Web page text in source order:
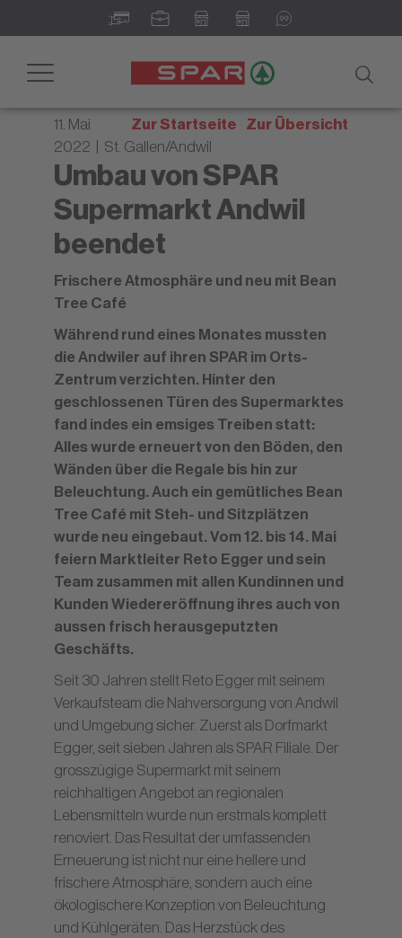
Toggle
Newsroom - Ihr digitales
Zur Übersicht
Zur Startseite
11. Mai
2022 | St. Gallen/Andwil
Umbau von SPAR
Supermarkt Andwil
beendet
Frischere Atmosphäre und neu mit Bean
Tree Café
Während rund eines Monates mussten
die Andwiler auf ihren SPAR im Orts-
Zentrum verzichten. Hinter den
geschlossenen Türen des Supermarktes
fand indes ein emsiges Treiben statt:
Alles wurde erneuert von den Böden, den
Wänden über die Regale bis hin zur
Beleuchtung. Auch ein gemütliches Bean
Tree Café mit Steh- und Sitzplätzen
wurde neu eingebaut. Vom 12. bis 14. Mai
feiern Marktleiter Reto Egger und sein
Team zusammen mit allen Kundinnen und
Kunden Wiedereröffnung ihres auch von
aussen frisch herausgeputzten
Geschäfts.
Seit 30 Jahren stellt Reto Egger mit seinem
Verkaufsteam die Nahversorgung von Andwil
und Umgebung sicher. Zuerst als Dorfmarkt
Egger, seit sieben Jahren als SPAR Filiale. Der
grosszügige Supermarkt mit seinem
reichhaltigen Angebot an regionalen
Lebensmitteln wurde nun erstmals komplett
renoviert. Das Resultat der umfassenden
Erneuerung ist nicht nur eine hellere und
frischere Atmosphäre, sondern auch eine
ökologischere Konzeption von Beleuchtung
und Kühlgeräten. Das Herzstück des